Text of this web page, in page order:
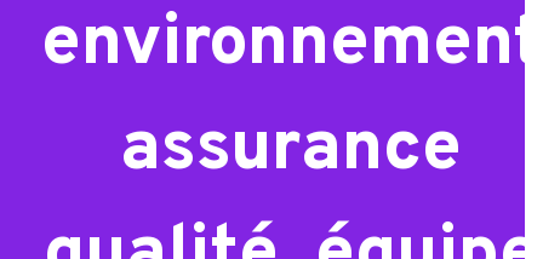
environnement
assurance